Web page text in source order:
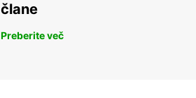
člane
Preberite več